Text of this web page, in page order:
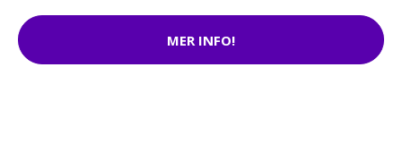
MER INFO!